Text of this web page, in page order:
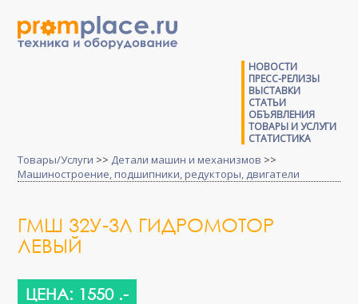
НОВОСТИ
ПРЕСС-РЕЛИЗЫ
ВЫСТАВКИ
СТАТЬИ
ОБЪЯВЛЕНИЯ
ТОВАРЫ И УСЛУГИ
СТАТИСТИКА
Товары/Услуги >> Детали машин и механизмов >>
Машиностроение, подшипники, редукторы, двигатели
ГМШ 32У-3Л ГИДРОМОТОР
ЛЕВЫЙ
ЦЕНА: 1550 .-